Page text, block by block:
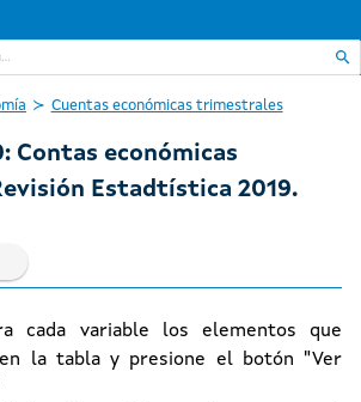
Cuentas económicas trimestrales
Contas económicas
Estadtística 2019.
cada variable los elementos que
la tabla y presione el botón "Ver